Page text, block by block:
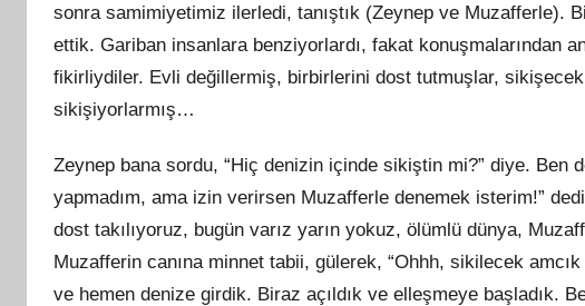
sonra samimiyetimiz ilerledi, tanıştık (Zeynep ve Muzafferle).
ettik. Gariban insanlara benziyorlardı, fakat konuşmalarından
fikirliydiler. Evli değillermiş, birbirlerini dost tutmuşlar,
sikişiyorlarmış…
Zeynep bana sordu, “Hiç denizin içinde sikiştin mi?” diye. Ben
yapmadım, ama izin verirsen Muzafferle denemek isterim!”
dost takılıyoruz, bugün varız yarın yokuz, ölümlü dünya,
Muzafferin canına minnet tabii, gülerek, “Ohhh, sikilecek
ve hemen denize girdik. Biraz açıldık ve elleşmeye başladık.